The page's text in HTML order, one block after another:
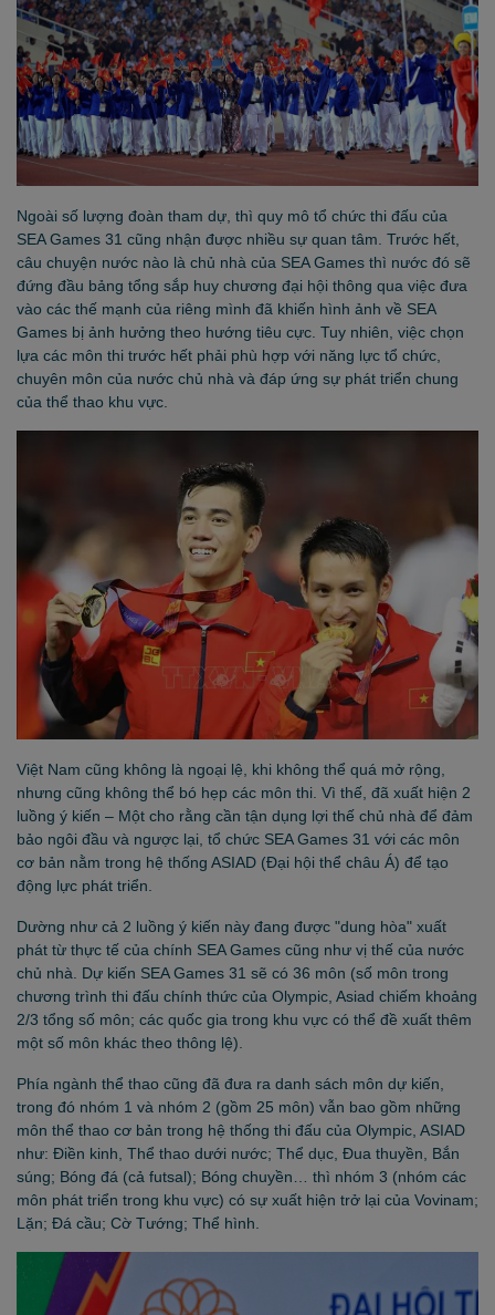
Ngoài số lượng đoàn tham dự, thì quy mô tổ chức thi đấu của
SEA Games 31 cũng nhận được nhiều sự quan tâm. Trước hết,
câu chuyện nước nào là chủ nhà của SEA Games thì nước đó sẽ
đứng đầu bảng tổng sắp huy chương đại hội thông qua việc đưa
vào các thế mạnh của riêng mình đã khiến hình ảnh về SEA
Games bị ảnh hưởng theo hướng tiêu cực. Tuy nhiên, việc chọn
lựa các môn thi trước hết phải phù hợp với năng lực tổ chức,
chuyên môn của nước chủ nhà và đáp ứng sự phát triển chung
của thể thao khu vực.
Việt Nam cũng không là ngoại lệ, khi không thể quá mở rộng,
nhưng cũng không thể bó hẹp các môn thi. Vì thế, đã xuất hiện 2
luồng ý kiến – Một cho rằng cần tận dụng lợi thế chủ nhà để đảm
bảo ngôi đầu và ngược lại, tổ chức SEA Games 31 với các môn
cơ bản nằm trong hệ thống ASIAD (Đại hội thể châu Á) để tạo
động lực phát triển.
Dường như cả 2 luồng ý kiến này đang được "dung hòa" xuất
phát từ thực tế của chính SEA Games cũng như vị thế của nước
chủ nhà. Dự kiến SEA Games 31 sẽ có 36 môn (số môn trong
chương trình thi đấu chính thức của Olympic, Asiad chiếm khoảng
2/3 tổng số môn; các quốc gia trong khu vực có thể đề xuất thêm
một số môn khác theo thông lệ).
Phía ngành thể thao cũng đã đưa ra danh sách môn dự kiến,
trong đó nhóm 1 và nhóm 2 (gồm 25 môn) vẫn bao gồm những
môn thể thao cơ bản trong hệ thống thi đấu của Olympic, ASIAD
như: Điền kinh, Thể thao dưới nước; Thể dục, Đua thuyền, Bắn
súng; Bóng đá (cả futsal); Bóng chuyền… thì nhóm 3 (nhóm các
môn phát triển trong khu vực) có sự xuất hiện trở lại của Vovinam;
Lặn; Đá cầu; Cờ Tướng; Thể hình.